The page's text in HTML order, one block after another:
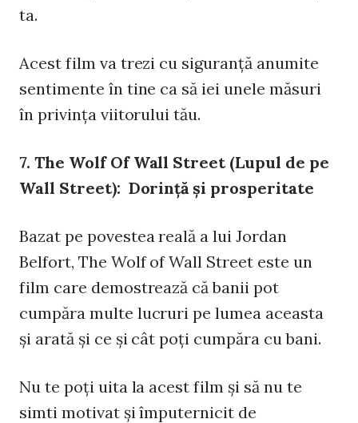
ta.
Acest film va trezi cu siguranţă anumite
sentimente în tine ca să iei unele măsuri
în privinţa viitorului tău.
7. The Wolf Of Wall Street (Lupul de pe
Wall Street): Dorinţă şi prosperitate
Bazat pe povestea reală a lui Jordan
Belfort, The Wolf of Wall Street este un
film care demostrează că banii pot
cumpăra multe lucruri pe lumea aceasta
şi arată şi ce şi cât poţi cumpăra cu bani.
Nu te poţi uita la acest film şi să nu te
simti motivat şi împuternicit de